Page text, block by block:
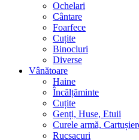
Ochelari
Cântare
Foarfece
Cuțite
Binocluri
Diverse
Vânătoare
Haine
Încălțăminte
Cuțite
Genți, Huse, Etuii
Curele armă,
Rucsacuri